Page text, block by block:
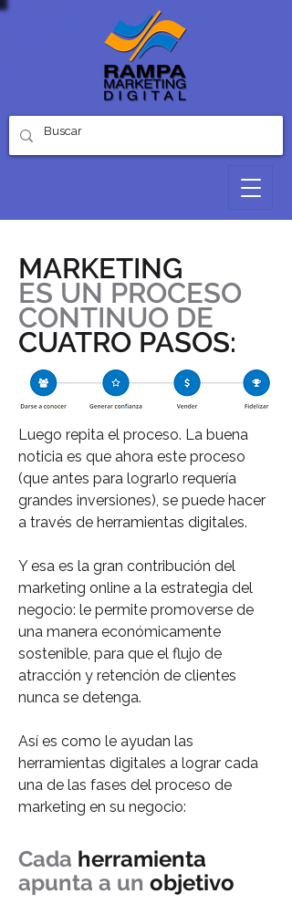
MARKETING
ES UN PROCESO
CONTINUO DE
CUATRO PASOS:
Luego repita el proceso. La buena
noticia es que ahora este proceso
(que antes para lograrlo requería
grandes inversiones), se puede hacer
a través de herramientas digitales.
Y esa es la gran contribución del
marketing online a la estrategia del
negocio: le permite promoverse de
una manera económicamente
sostenible, para que el flujo de
atracción y retención de clientes
nunca se detenga.
Así es como le ayudan las
herramientas digitales a lograr cada
una de las fases del proceso de
marketing en su negocio:
Cada herramienta
apunta a un objetivo